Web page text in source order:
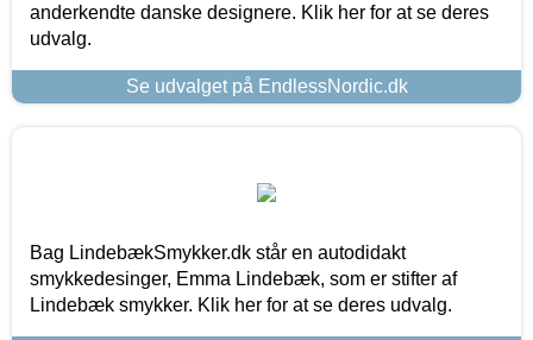
anderkendte danske designere. Klik her for at se deres
udvalg.
Se udvalget på EndlessNordic.dk
Bag LindebækSmykker.dk står en autodidakt
smykkedesinger, Emma Lindebæk, som er stifter af
Lindebæk smykker. Klik her for at se deres udvalg.